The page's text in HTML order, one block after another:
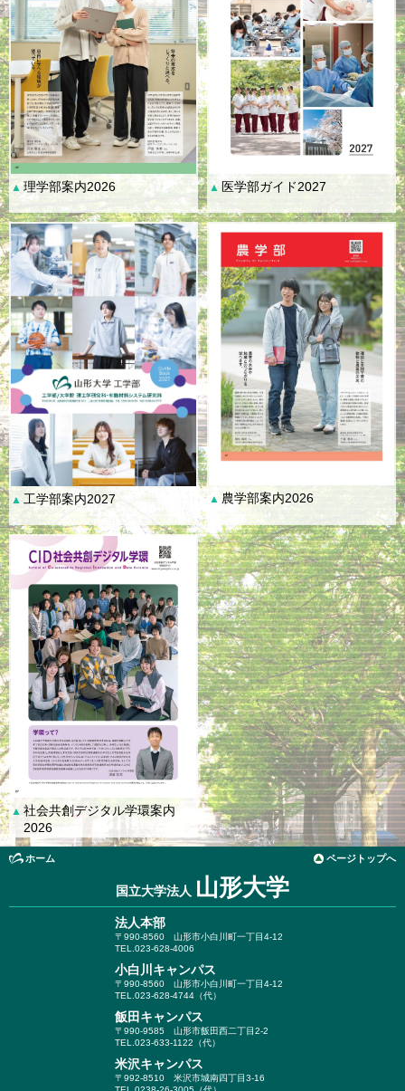
▲理学部案内2026 ▲ 医学部ガイド2027
▲ 工学部案内2027 ▲ 農学部案内2026
▲ 社会共創デジタル学環案内
2026
ホーム ページトップへ
国立大学法人 山形大学
法人本部
〒990-8560 山形市小白川町一丁目4-12
TEL.023-628-4006
小白川キャンパス
〒990-8560 山形市小白川町一丁目4-12
TEL.023-628-4744（代）
飯田キャンパス
〒990-9585 山形市飯田西二丁目2-2
TEL.023-633-1122（代）
米沢キャンパス
〒992-8510 米沢市城南四丁目3-16